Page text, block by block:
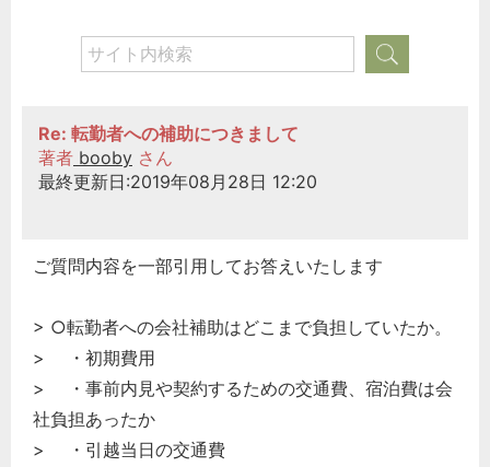
Re: 転勤者への補助につきまして
著者 booby さん
最終更新日:2019年08月28日 12:20
ご質問内容を一部引用してお答えいたします
> ○転勤者への会社補助はどこまで負担していたか。
> ・初期費用
> ・事前内見や契約するための交通費、宿泊費は会
社負担あったか
> ・引越当日の交通費